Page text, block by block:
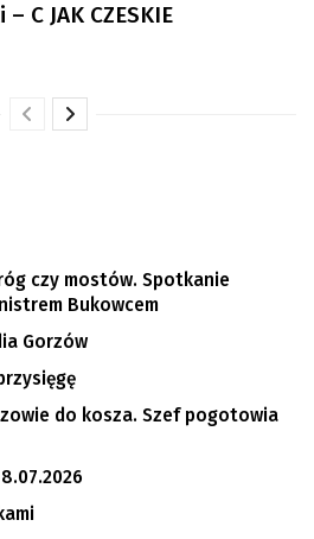
C JAK CZESKIE
czy mostów. Spotkanie
Bukowcem
Gorzów
do kosza. Szef pogotowia